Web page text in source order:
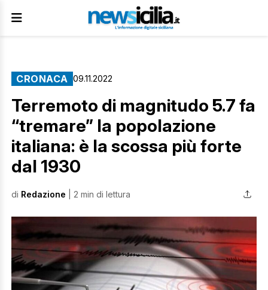
CRONACA 09.11.2022
Terremoto di magnitudo 5.7 fa
“tremare” la popolazione
italiana: è la scossa più forte
dal 1930
di Redazione | 2 min di lettura